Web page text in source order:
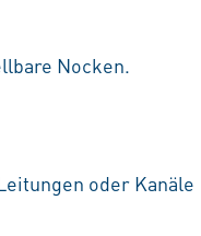
Nocken.
oder Kanäle